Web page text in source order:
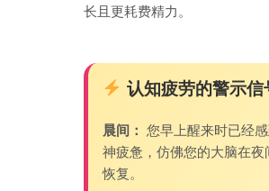
长且更耗费精力。
认知疲劳的警示信
晨间： 您早上醒来时已经
神疲惫，仿佛您的大脑在夜
恢复。